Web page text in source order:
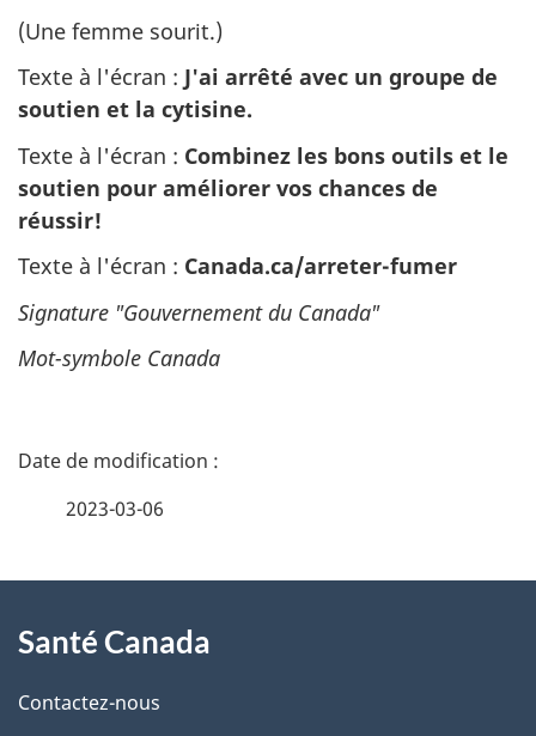
(Une femme sourit.)
Texte à l'écran : J'ai arrêté avec un groupe de
soutien et la cytisine.
Texte à l'écran : Combinez les bons outils et le
soutien pour améliorer vos chances de
réussir!
Texte à l'écran : Canada.ca/arreter-fumer
Signature "Gouvernement du Canada"
Mot-symbole Canada
D
i
l
2023-03-06
propos
de
Santé Canada
Contactez-nous